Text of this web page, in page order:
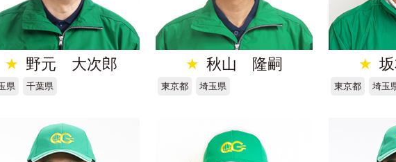
★ 野元 大次郎
県 千葉県
★ 秋山 隆嗣
東京都 埼玉県
★
東京都 埼玉